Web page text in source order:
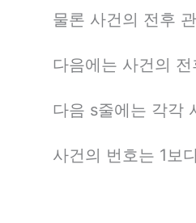
물론 사건의 전후
다음에는 사건의
다음 s줄에는 각각
사건의 번호는 1보